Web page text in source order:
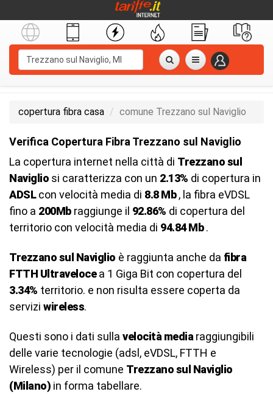
copertura fibra casa comune Trezzano sul Naviglio
Verifica Copertura Fibra Trezzano sul Naviglio
La copertura internet nella città di Trezzano sul
Naviglio si caratterizza con un 2.13% di copertura in
ADSLcon velocità media di 8.8 Mb, la fibra eVDSL
fino a 200Mbraggiunge il 92.86% di copertura del
territorio con velocità media di 94.84 Mb.
Trezzano sul Naviglio è raggiunta anche da fibra
FTTH Ultravelocea 1 Giga Bit con copertura del
3.34% territorio. e non risulta essere coperta da
servizi wireless.
Questi sono i dati sulla velocità media raggiungibili
delle varie tecnologie (adsl, eVDSL, FTTH e
Wireless) per il comune Trezzano sul Naviglio
(Milano) in forma tabellare.